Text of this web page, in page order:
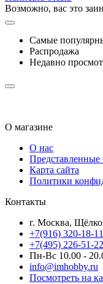
Возможно, вас это
Самые
Распродажа
Недавно
О магазине
О нас
Представленные
Карта сайта
Политики
Контакты
г. Москва,
+7(916) 320-18-11
+7(495) 226-51-22
Пн-Вс 10.00 -
info@imhobby.ru
Посмотреть на